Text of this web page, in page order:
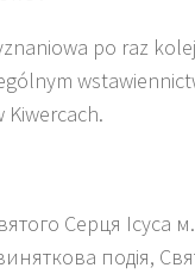
po raz
Kiwercach.
Серця Ісуса м.
подія,